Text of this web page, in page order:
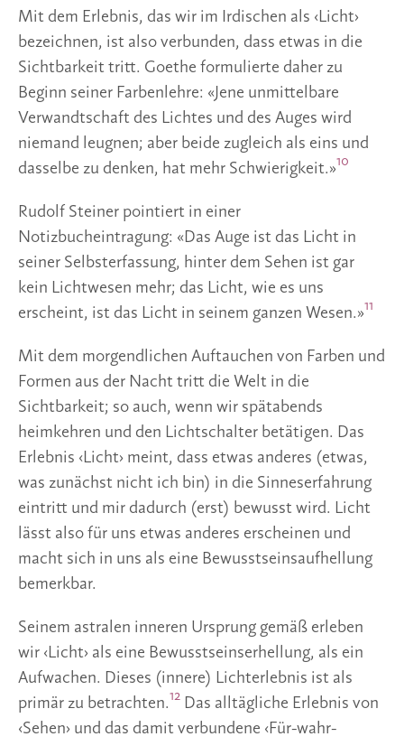
Mit dem Erlebnis, das wir im Irdischen als ‹Licht›
bezeichnen, ist also verbunden, dass etwas in die
Sichtbarkeit tritt. Goethe formulierte daher zu
Beginn seiner Farbenlehre: «Jene unmittelbare
Verwandtschaft des Lichtes und des Auges wird
niemand leugnen; aber beide zugleich als eins und
dasselbe zu denken, hat mehr Schwierigkeit.»10
Rudolf Steiner pointiert in einer
Notizbucheintragung: «Das Auge ist das Licht in
seiner Selbsterfassung, hinter dem Sehen ist gar
kein Lichtwesen mehr; das Licht, wie es uns
erscheint, ist das Licht in seinem ganzen Wesen.»11
Mit dem morgendlichen Auftauchen von Farben und
Formen aus der Nacht tritt die Welt in die
Sichtbarkeit; so auch, wenn wir spätabends
heimkehren und den Lichtschalter betätigen. Das
Erlebnis ‹Licht› meint, dass etwas anderes (etwas,
was zunächst nicht ich bin) in die Sinneserfahrung
eintritt und mir dadurch (erst) bewusst wird. Licht
lässt also für uns etwas anderes erscheinen und
macht sich in uns als eine Bewusstseinsaufhellung
bemerkbar.
Seinem astralen inneren Ursprung gemäß erleben
wir ‹Licht› als eine Bewusstseinserhellung, als ein
Aufwachen. Dieses (innere) Lichterlebnis ist als
primär zu betrachten.12 Das alltägliche Erlebnis von
‹Sehen› und das damit verbundene ‹Für-wahr-